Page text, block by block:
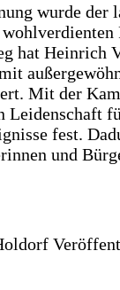
wurde der
hat Heinrich
Mit der
Leidenschaft
fest.
und